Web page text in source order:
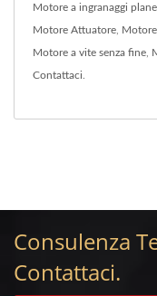
Motore a ingranaggi
Motore Attuatore
Motore a vite senza fine
Contattaci
Consulenza
Contattaci.